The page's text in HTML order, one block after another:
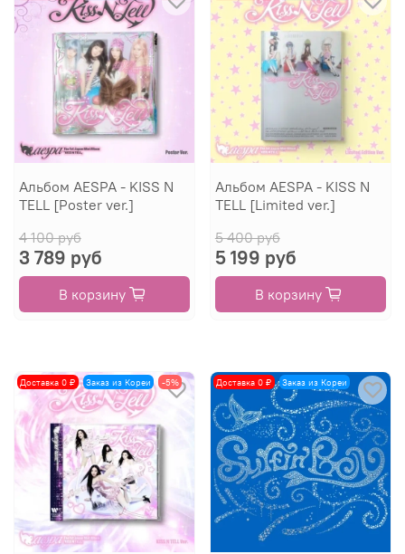
Альбом AESPA - KISS N
TELL [Poster ver.]
4 100 руб
3 789 руб
В корзину
Альбом AESPA - KISS N
TELL [Limited ver.]
5 400 руб
5 199 руб
В корзину
Доставка 0 ₽ Заказ из Кореи -5% Доставка 0 ₽ Заказ из Кореи